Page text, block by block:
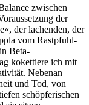
zwischen
der
der lachenden, der
vom Rastpfuhl-
Beta-
kokettiere ich mit
Nebenan
und Tod, von
schöpferischen